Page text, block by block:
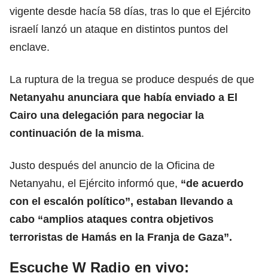
vigente desde hacía 58 días, tras lo que el Ejército
israelí lanzó un ataque en distintos puntos del
enclave.
La ruptura de la tregua se produce después de que
Netanyahu anunciara que había enviado a El
Cairo una delegación para negociar la
continuación de la misma.
Justo después del anuncio de la Oficina de
Netanyahu, el Ejército informó que, “de acuerdo
con el escalón político”, estaban llevando a
cabo “amplios ataques contra objetivos
terroristas de Hamás en la Franja de Gaza”.
Escuche W Radio en vivo: